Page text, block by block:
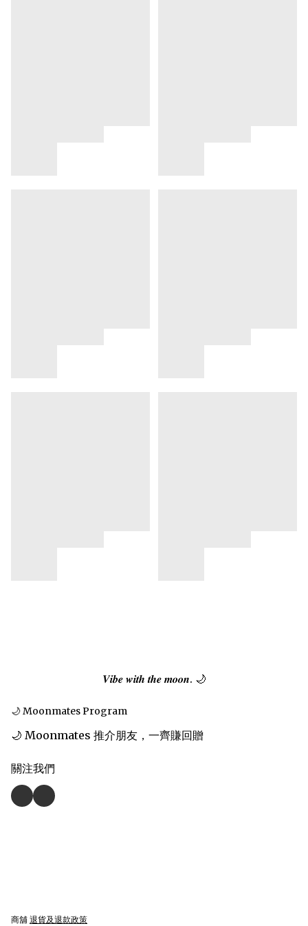
𝑽𝒊𝒃𝒆 𝒘𝒊𝒕𝒉 𝒕𝒉𝒆 𝒎𝒐𝒐𝒏. 🌙
🌙 Moonmates Program
🌙 Moonmates 推介朋友，一齊賺回贈
關注我們
商舖 退貨及退款政策